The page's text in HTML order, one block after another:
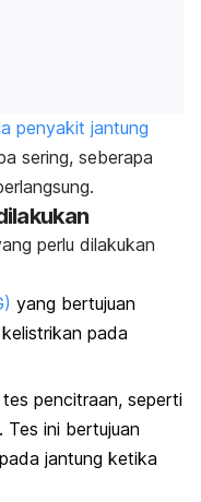
penyakit jantung
sering, seberapa
perlu dilakukan
yang bertujuan
pada
pencitraan, seperti
ini bertujuan
jantung ketika